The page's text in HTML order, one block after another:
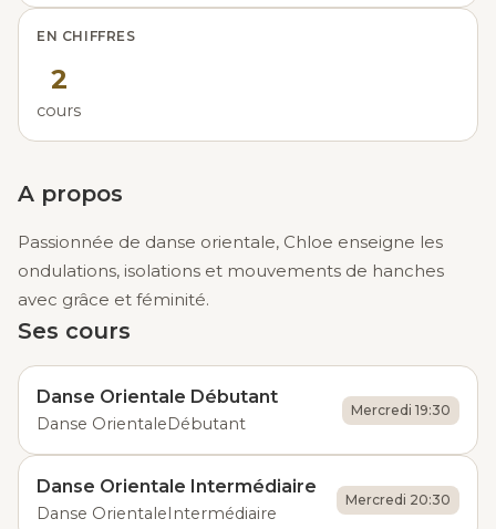
EN CHIFFRES
2
cours
A propos
Passionnée de danse orientale, Chloe enseigne les
ondulations, isolations et mouvements de hanches
avec grâce et féminité.
Ses cours
Danse Orientale Débutant
Danse OrientaleDébutant
Mercredi 19:30
Danse Orientale Intermédiaire
Danse OrientaleIntermédiaire
Mercredi 20:30